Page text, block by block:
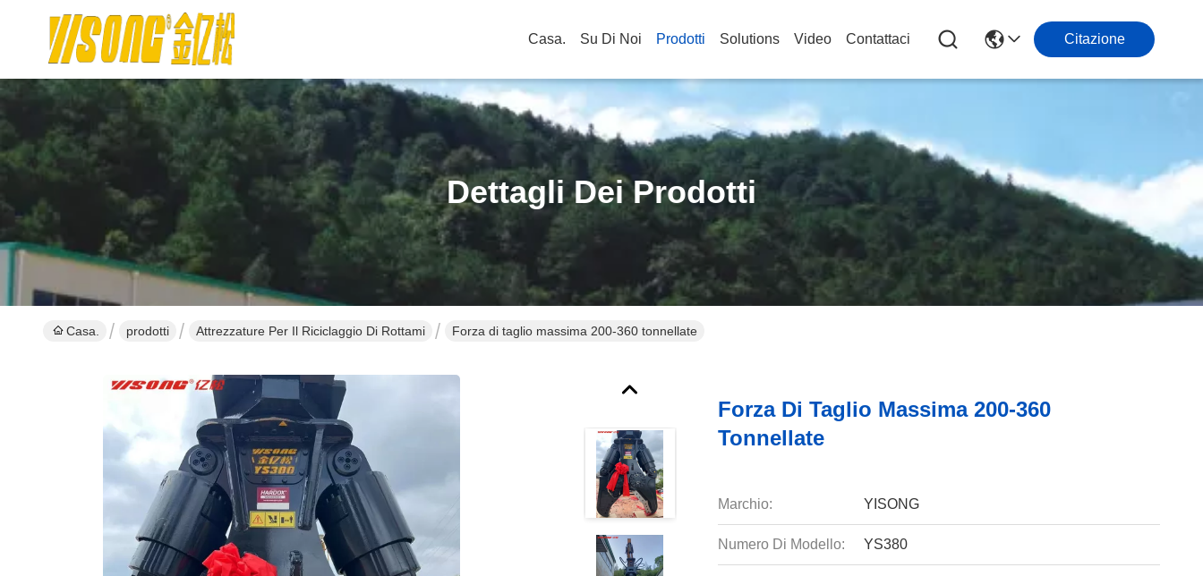
Casa. Su Di Noi Prodotti Solutions Video Contattaci Citazione
Dettagli Dei Prodotti
Casa. prodotti Attrezzature Per Il Riciclaggio Di Rottami Forza di taglio massima 200-360 tonnellate
Forza Di Taglio Massima 200-360
Tonnellate
Marchio: YISONG
Numero Di Modello: YS380